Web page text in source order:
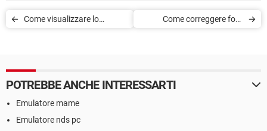
Come visualizzare lo
Come correggere foto
POTREBBE ANCHE INTERESSARTI
Emulatore mame
Emulatore nds pc